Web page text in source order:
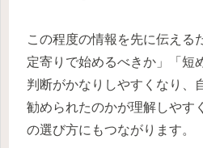
この程度の情報を先に伝える
定寄りで始めるべきか」「短
判断がかなりしやすくなり、
勧められたのかが理解しやす
の選び方にもつながります。